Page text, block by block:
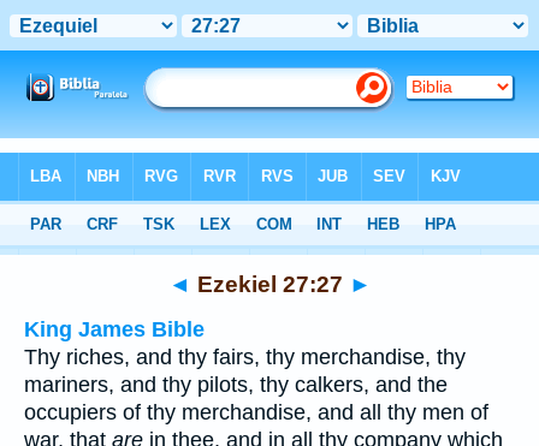
Multilingual > Ezekiel 27:27
◄ Ezekiel 27:27 ►
King James Bible
Thy riches, and thy fairs, thy merchandise, thy
mariners, and thy pilots, thy calkers, and the
occupiers of thy merchandise, and all thy men of
war, that are in thee, and in all thy company which